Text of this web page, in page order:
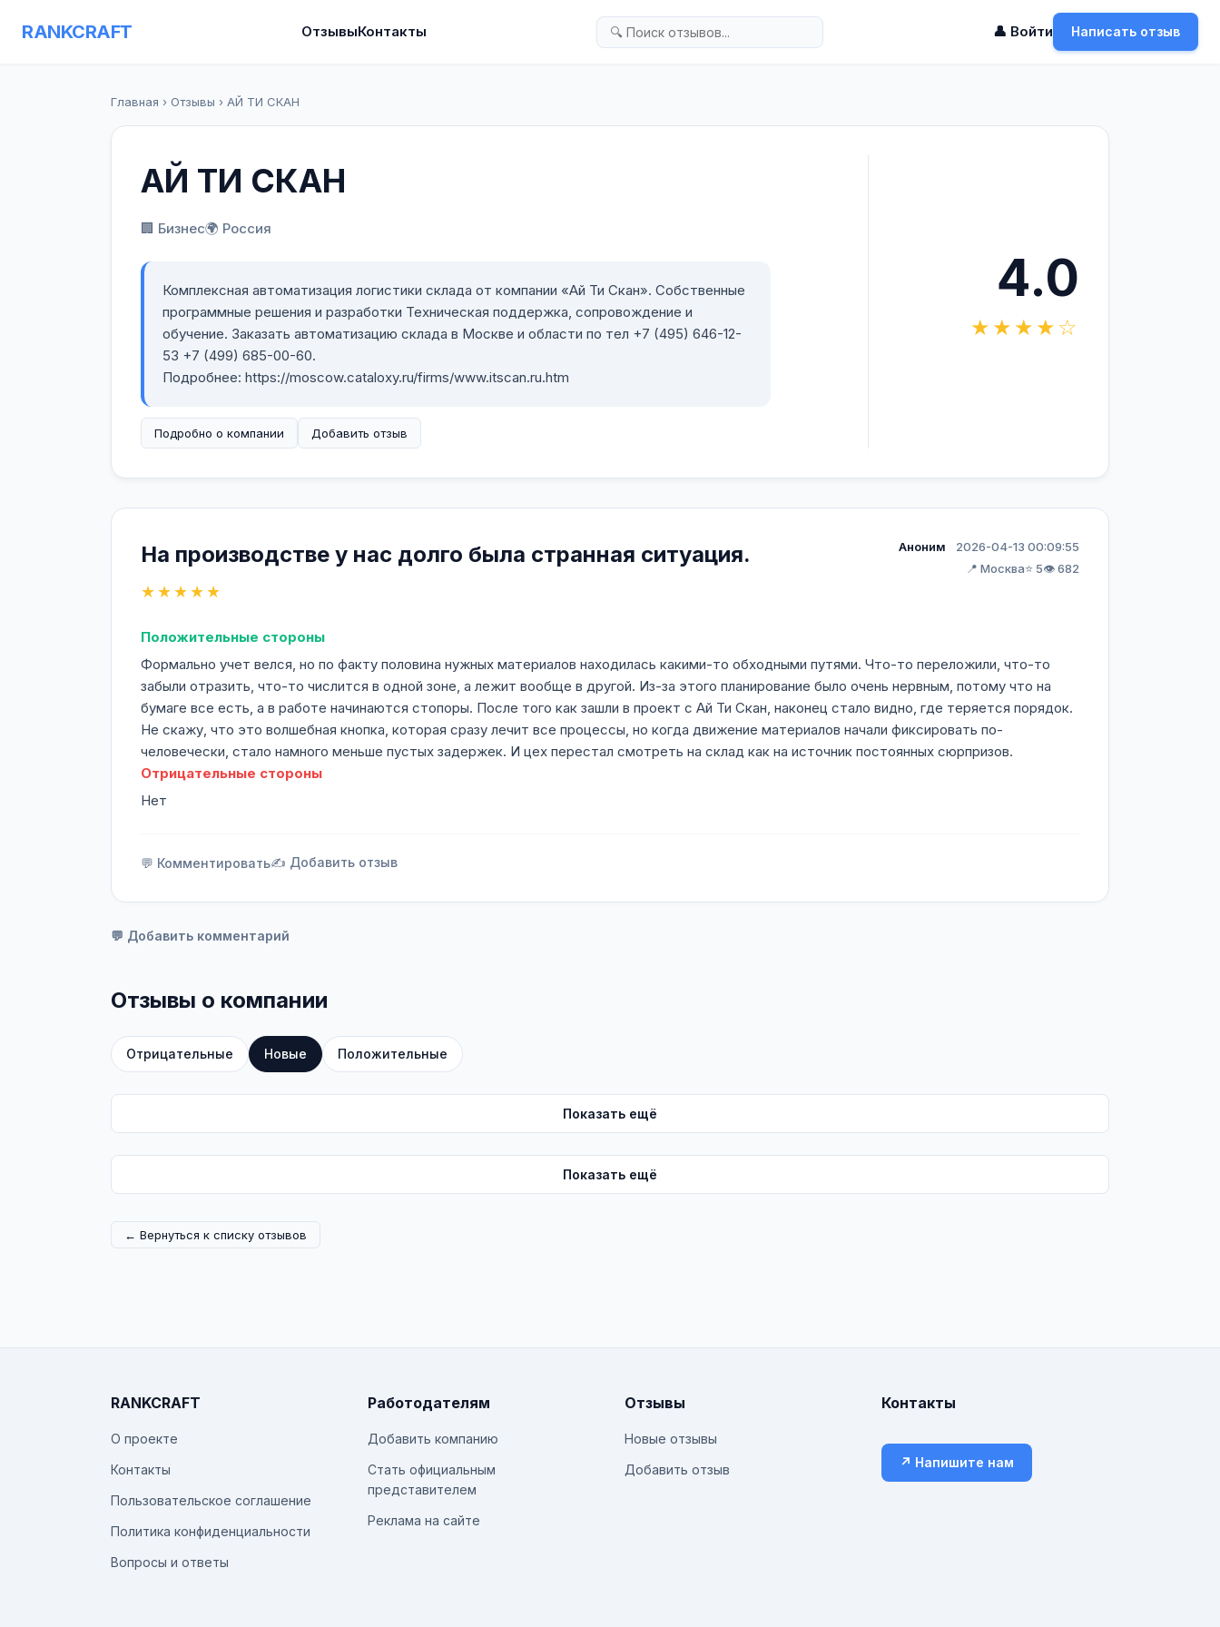
RANKCRAFT ОтзывыКонтакты 👤 Войти Написать отзыв
Главная › Отзывы › АЙ ТИ СКАН
АЙ ТИ СКАН
🏢 Бизнес🌍 Россия
Комплексная автоматизация логистики склада от компании «Ай Ти Скан». Собственные
программные решения и разработки Техническая поддержка, сопровождение и
обучение. Заказать автоматизацию склада в Москве и области по тел +7 (495) 646-12-
53 +7 (499) 685-00-60.
Подробнее: https://moscow.cataloxy.ru/firms/www.itscan.ru.htm
Подробно о компании Добавить отзыв
4.0
★★★★☆
На производстве у нас долго была странная ситуация.
★★★★★
Аноним
2026-04-13 00:09:55
📍 Москва⭐ 5👁️ 682
Положительные стороны
Формально учет велся, но по факту половина нужных материалов находилась какими-то обходными путями. Что-то переложили, что-то
забыли отразить, что-то числится в одной зоне, а лежит вообще в другой. Из-за этого планирование было очень нервным, потому что на
бумаге все есть, а в работе начинаются стопоры. После того как зашли в проект с Ай Ти Скан, наконец стало видно, где теряется порядок.
Не скажу, что это волшебная кнопка, которая сразу лечит все процессы, но когда движение материалов начали фиксировать по-
человечески, стало намного меньше пустых задержек. И цех перестал смотреть на склад как на источник постоянных сюрпризов.
Отрицательные стороны
Нет
💬 Комментировать✍️ Добавить отзыв
💬 Добавить комментарий
Отзывы о компании
Отрицательные Новые Положительные
Показать ещё
Показать ещё
← Вернуться к списку отзывов
RANKCRAFT
О проекте
Контакты
Пользовательское соглашение
Политика конфиденциальности
Вопросы и ответы
Работодателям
Добавить компанию
Стать официальным
представителем
Реклама на сайте
Отзывы
Новые отзывы
Добавить отзыв
Контакты
↗ Напишите нам